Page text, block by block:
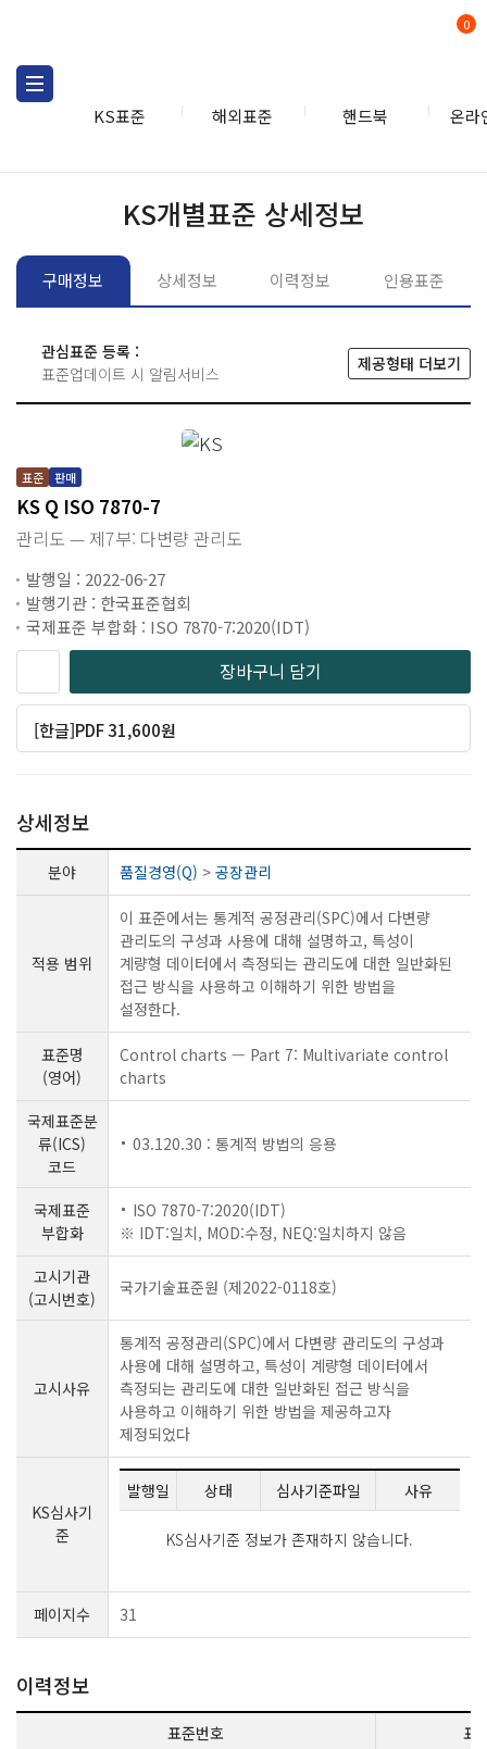
KS표준 해외표준 핸드북 온라
0
KS개별표준 상세정보
구매정보 상세정보 이력정보 인용표준
관심표준 등록 :
표준업데이트 시 알림서비스
제공형태 더보기
표준 판매
KS Q ISO 7870-7
관리도 — 제7부: 다변량 관리도
발행일 : 2022-06-27
발행기관 : 한국표준협회
국제표준 부합화 : ISO 7870-7:2020(IDT)
장바구니 담기
[한글]PDF 31,600원
상세정보
분야 품질경영(Q) > 공장관리
적용 범위
이 표준에서는 통계적 공정관리(SPC)에서 다변량
관리도의 구성과 사용에 대해 설명하고, 특성이
계량형 데이터에서 측정되는 관리도에 대한 일반화된
접근 방식을 사용하고 이해하기 위한 방법을
설정한다.
표준명
(영어)
Control charts — Part 7: Multivariate control
charts
국제표준분
류(ICS)
코드
03.120.30 : 통계적 방법의 응용
국제표준
부합화
ISO 7870-7:2020(IDT)
※ IDT:일치, MOD:수정, NEQ:일치하지 않음
고시기관
(고시번호)
국가기술표준원 (제2022-0118호)
고시사유
통계적 공정관리(SPC)에서 다변량 관리도의 구성과
사용에 대해 설명하고, 특성이 계량형 데이터에서
측정되는 관리도에 대한 일반화된 접근 방식을
사용하고 이해하기 위한 방법을 제공하고자
제정되었다
KS심사기
준
발행일 상태 심사기준파일 사유
KS심사기준 정보가 존재하지 않습니다.
페이지수 31
이력정보
표준번호 표